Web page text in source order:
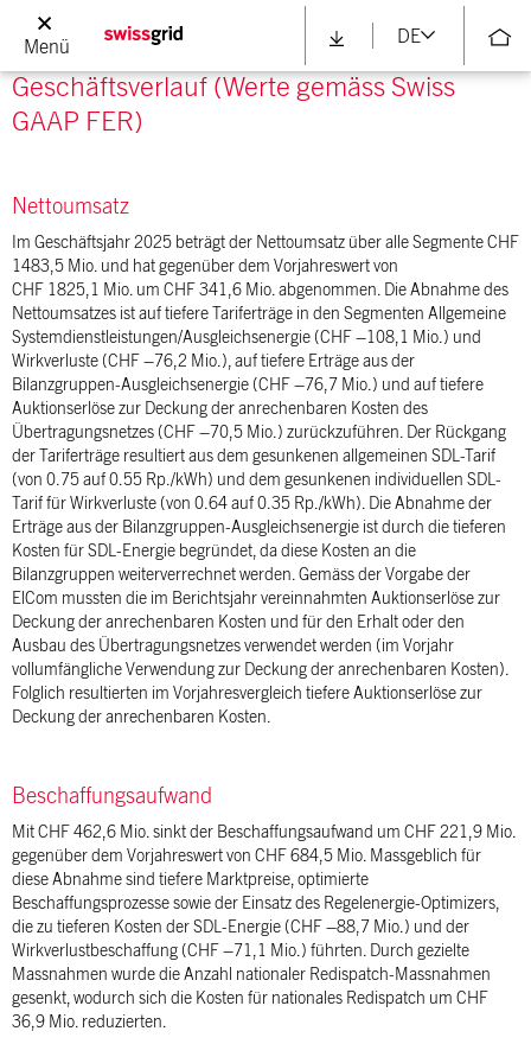
Menü
DE
GRI 201-1
Geschäftsverlauf (Werte gemäss Swiss
GAAP FER)
Nettoumsatz
Im Geschäftsjahr 2025 beträgt der Nettoumsatz über alle Segmente CHF
1483,5 Mio. und hat gegenüber dem Vorjahreswert von
CHF 1825,1 Mio. um CHF 341,6 Mio. abgenommen. Die Abnahme des
Nettoumsatzes ist auf tiefere Tariferträge in den Segmenten Allgemeine
Systemdienstleistungen/Ausgleichsenergie (CHF –108,1 Mio.) und
Wirkverluste (CHF –76,2 Mio.), auf tiefere Erträge aus der
Bilanzgruppen-Ausgleichsenergie (CHF –76,7 Mio.) und auf tiefere
Auktionserlöse zur Deckung der anrechenbaren Kosten des
Übertragungsnetzes (CHF –70,5 Mio.) zurückzuführen. Der Rückgang
der Tariferträge resultiert aus dem gesunkenen allgemeinen SDL-Tarif
(von 0.75 auf 0.55 Rp./kWh) und dem gesunkenen individuellen SDL-
Tarif für Wirkverluste (von 0.64 auf 0.35 Rp./kWh). Die Abnahme der
Erträge aus der Bilanzgruppen-Ausgleichsenergie ist durch die tieferen
Kosten für SDL-Energie begründet, da diese Kosten an die
Bilanzgruppen weiterverrechnet werden. Gemäss der Vorgabe der
ElCom mussten die im Berichtsjahr vereinnahmten Auktionserlöse zur
Deckung der anrechenbaren Kosten und für den Erhalt oder den
Ausbau des Übertragungsnetzes verwendet werden (im Vorjahr
vollumfängliche Verwendung zur Deckung der anrechenbaren Kosten).
Folglich resultierten im Vorjahresvergleich tiefere Auktionserlöse zur
Deckung der anrechenbaren Kosten.
Beschaffungsaufwand
Mit CHF 462,6 Mio. sinkt der Beschaffungsaufwand um CHF 221,9 Mio.
gegenüber dem Vorjahreswert von CHF 684,5 Mio. Massgeblich für
diese Abnahme sind tiefere Marktpreise, optimierte
Beschaffungsprozesse sowie der Einsatz des Regelenergie-Optimizers,
die zu tieferen Kosten der SDL-Energie (CHF –88,7 Mio.) und der
Wirkverlustbeschaffung (CHF –71,1 Mio.) führten. Durch gezielte
Massnahmen wurde die Anzahl nationaler Redispatch-Massnahmen
gesenkt, wodurch sich die Kosten für nationales Redispatch um CHF
36,9 Mio. reduzierten.